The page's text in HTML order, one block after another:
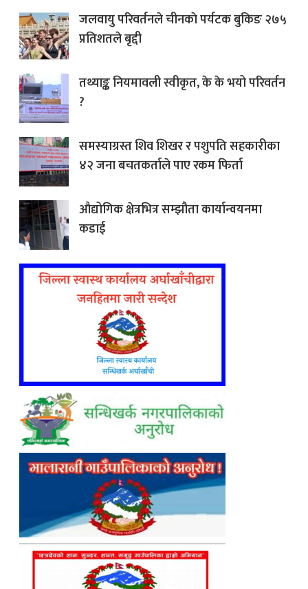
जलवायु परिवर्तनले चीनकाे पर्यटक बुकिङ २७५
प्रतिशतले बृद्दी
तथ्याङ्क नियमावली स्वीकृत, के के भयो परिवर्तन
?
समस्याग्रस्त शिव शिखर र पशुपति सहकारीका
४२ जना बचतकर्ताले पाए रकम फिर्ता
औद्योगिक क्षेत्रभित्र सम्झौता कार्यान्वयनमा
कडाई